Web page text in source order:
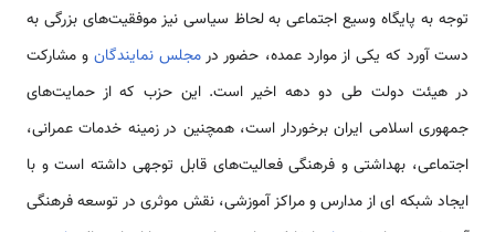
توجه به پایگاه وسیع اجتماعی به لحاظ سیاسی نیز موفقیت‌های بزرگی به
دست آورد که یکی از موارد عمده، حضور درمجلس نمایندگانو مشارکت
در هیئت دولت طی دو دهه اخیر است. این حزب که از حمایت‌های
جمهوری اسلامی‌ ایران برخوردار است، همچنین در زمینه خدمات عمرانی،
اجتماعی، بهداشتی و فرهنگی فعالیت‌های قابل توجهی داشته است و با
ایجاد شبکه ای از مدارس و مراکز آموزشی، نقش موثری در توسعه فرهنگی